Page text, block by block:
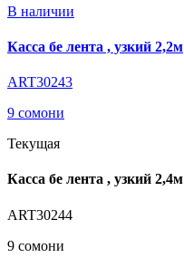
В наличии
Касса бе лента , узкий 2,2м
ART30243
9 сомони
Текущая
Касса бе лента , узкий 2,4м
ART30244
9 сомони